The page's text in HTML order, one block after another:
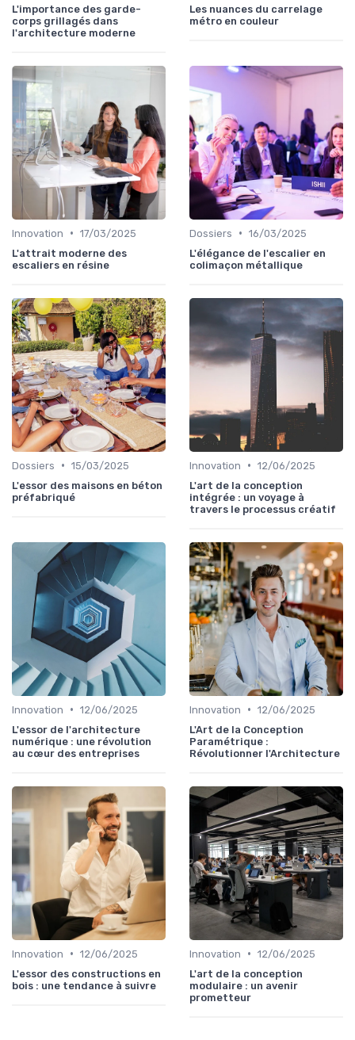
L'importance des garde-
corps grillagés dans
l'architecture moderne
Les nuances du carrelage
métro en couleur
Innovation • 17/03/2025
L'attrait moderne des
escaliers en résine
Dossiers • 16/03/2025
L'élégance de l'escalier en
colimaçon métallique
Dossiers • 15/03/2025
L'essor des maisons en béton
préfabriqué
Innovation • 12/06/2025
L'art de la conception
intégrée : un voyage à
travers le processus créatif
Innovation • 12/06/2025
L'essor de l'architecture
numérique : une révolution
au cœur des entreprises
Innovation • 12/06/2025
L'Art de la Conception
Paramétrique :
Révolutionner l'Architecture
Innovation • 12/06/2025
L'essor des constructions en
bois : une tendance à suivre
Innovation • 12/06/2025
L'art de la conception
modulaire : un avenir
prometteur